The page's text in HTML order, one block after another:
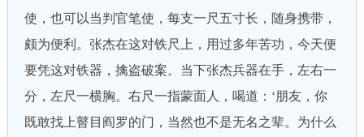
使，也可以当判官笔使，每支一尺五寸长，随身携带，
颇为便利。张杰在这对铁尺上，用过多年苦功，今天便
要凭这对铁器，擒盗破案。当下张杰兵器在手，左右一
分，左尺一横胸。右尺一指蒙面人，喝道：‘朋友，你
既敢找上瞽目阎罗的门，当然也不是无名之辈。为什么